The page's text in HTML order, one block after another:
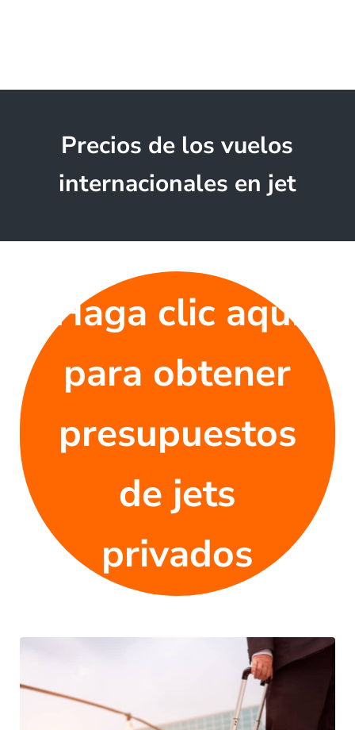
Precios de los vuelos
internacionales en jet
Haga clic aquí
para obtener
presupuestos
de jets
privados